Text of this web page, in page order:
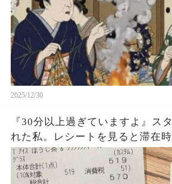
急増し、医療は崩壊するだろう
は、「凍死の大量発生」は起き
らはいったい、どんな“秘密の生
寒を乗り切っていたのか――(続)
2025/12/30
『30分以上過ぎていますよ』ス
れた私。レシートを見ると滞在
秒？『For Here 12:59:41』とい
惑…一体何を基準に数えていた